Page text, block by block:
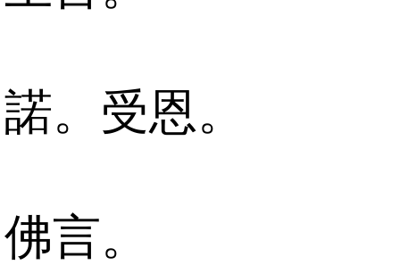
諾。受恩。
佛言。